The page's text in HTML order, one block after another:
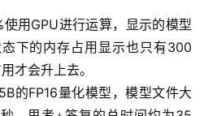
用GPU进行运算，显示的模型
下的内存占用显示也只有300
才会升上去。
的FP16量化模型，模型文件大